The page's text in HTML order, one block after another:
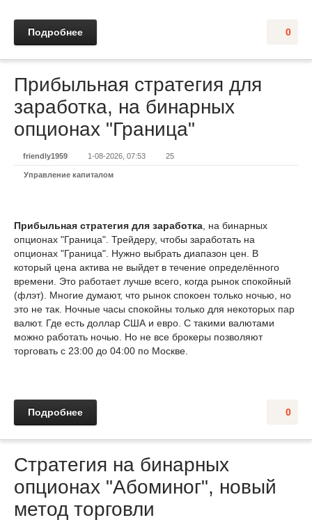
0
Подробнее
Прибыльная стратегия для
заработка, на бинарных
опционах "Граница"
friendly1959 1-08-2026, 07:53 25
Управление капиталом
Прибыльная стратегия для заработка , на бинарных
опционах "Граница". Трейдеру, чтобы заработать на
опционах "Граница". Нужно выбрать диапазон цен. В
который цена актива не выйдет в течение определённого
времени. Это работает лучше всего, когда рынок спокойный
(флэт). Многие думают, что рынок спокоен только ночью, но
это не так. Ночные часы спокойны только для некоторых пар
валют. Где есть доллар США и евро. С такими валютами
можно работать ночью. Но не все брокеры позволяют
торговать с 23:00 до 04:00 по Москве.
0
Подробнее
Стратегия на бинарных
опционах "Абоминог", новый
метод торговли